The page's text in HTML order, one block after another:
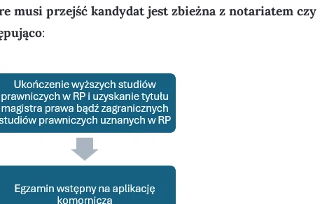
musi przejść kandydat jest zbieżna z notariatem czy
: